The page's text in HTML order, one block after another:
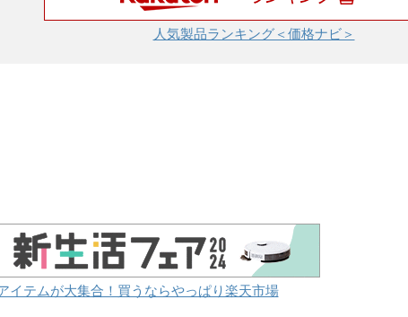
人気製品ランキング＜価格ナビ＞
イテムが大集合！買うならやっぱり楽天市場